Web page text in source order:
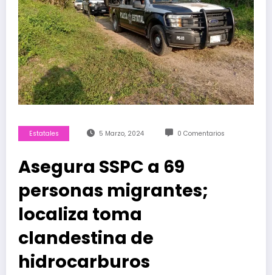
Estatales 5 Marzo, 2024 0 Comentarios
Asegura SSPC a 69
personas migrantes;
localiza toma
clandestina de
hidrocarburos